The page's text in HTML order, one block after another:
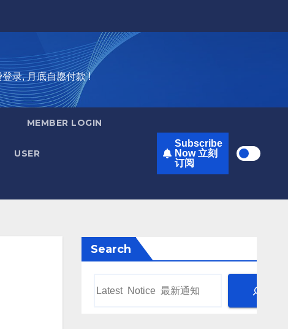
录, 月底自愿付款 !
MEMBER LOGIN
USER
Subscribe
Now 立刻
订阅
Search